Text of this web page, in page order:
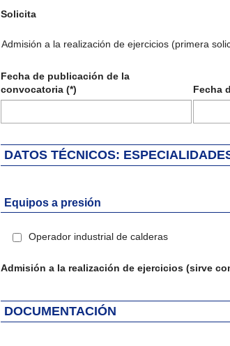
Solicita
Solicita
Admisión a la realización de ejercicios (primera
Fecha de publicación de la
convocatoria (*)
Fecha
DATOS TÉCNICOS:
Equipos a presión
Operador industrial de calderas
Admisión a la realización de ejercicios (sirve
DOCUMENTACIÓN